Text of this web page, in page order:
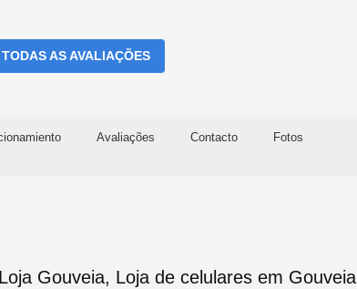
TODAS AS AVALIAÇÕES
Avaliações Contacto Fotos
Gouveia, Loja de celulares em Gouveia